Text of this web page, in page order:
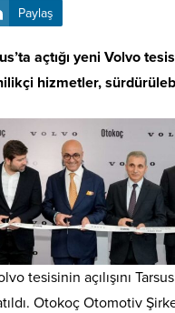
Paylaş
açtığı yeni Volvo
hizmetler,
tesisinin açılışını
Otokoç Otomotiv